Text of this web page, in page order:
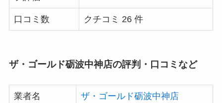
口コミ数 クチコミ 26 件
ザ・ゴールド砺波中神店の評判・口コミなど
業者名 ザ・ゴールド砺波中神店